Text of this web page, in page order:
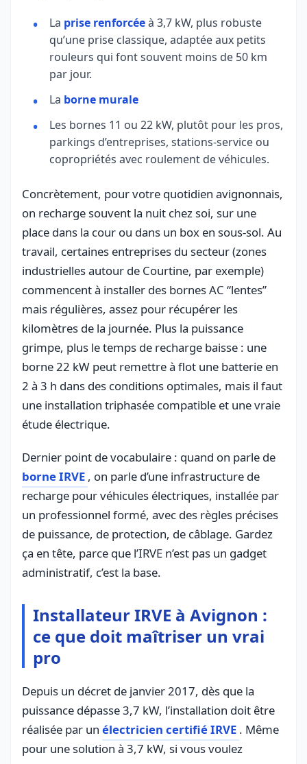
La prise renforcéeà 3,7 kW, plus robuste
qu’une prise classique, adaptée aux petits
rouleurs qui font souvent moins de 50 km
par jour.
La borne murale
Les bornes 11 ou 22 kW, plutôt pour les pros,
parkings d’entreprises, stations-service ou
copropriétés avec roulement de véhicules.
Concrètement, pour votre quotidien avignonnais,
on recharge souvent la nuit chez soi, sur une
place dans la cour ou dans un box en sous-sol. Au
travail, certaines entreprises du secteur (zones
industrielles autour de Courtine, par exemple)
commencent à installer des bornes AC “lentes”
mais régulières, assez pour récupérer les
kilomètres de la journée. Plus la puissance
grimpe, plus le temps de recharge baisse : une
borne 22 kW peut remettre à flot une batterie en
2 à 3 h dans des conditions optimales, mais il faut
une installation triphasée compatible et une vraie
étude électrique.
Dernier point de vocabulaire : quand on parle de
borne IRVE , on parle d’une infrastructure de
recharge pour véhicules électriques, installée par
un professionnel formé, avec des règles précises
de puissance, de protection, de câblage. Gardez
ça en tête, parce que l’IRVE n’est pas un gadget
administratif, c’est la base.
Installateur IRVE à Avignon :
ce que doit maîtriser un vrai
pro
Depuis un décret de janvier 2017, dès que la
puissance dépasse 3,7 kW, l’installation doit être
réalisée par un électricien certifié IRVE . Même
pour une solution à 3,7 kW, si vous voulez